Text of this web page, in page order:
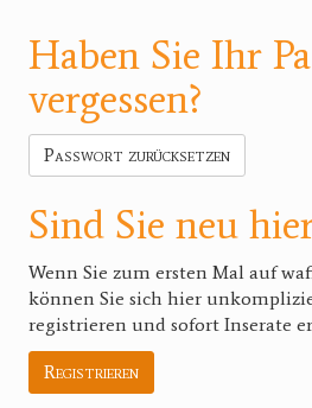
Haben Sie Ihr
vergessen?
Passwort zurücksetzen
Sind Sie neu
Wenn Sie zum ersten Mal auf
können Sie sich hier
registrieren und sofort Inserate
Registrieren